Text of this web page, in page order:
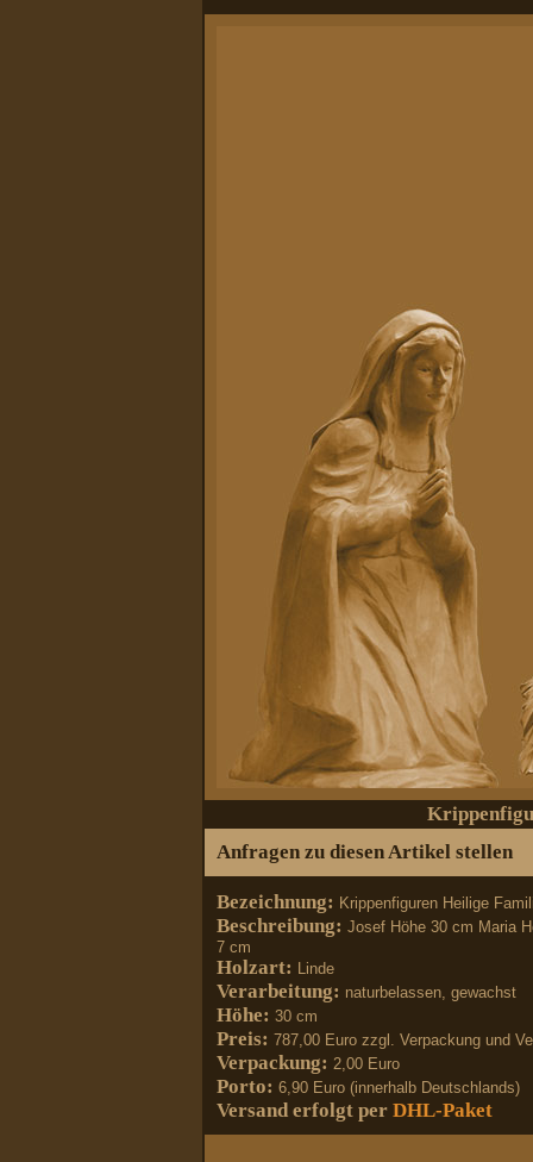
Anfragen zu diesen Artikel stellen
Bezeichnung: Krippenfiguren Heilige
Beschreibung: Josef Höhe 30 cm Maria
7 cm
Holzart: Linde
Verarbeitung: naturbelassen, gewachst
Höhe: 30 cm
Preis: 787,00 Euro zzgl. Verpackung und
Verpackung: 2,00 Euro
Porto: 6,90 Euro (innerhalb Deutschlands)
Versand erfolgt per DHL-Paket